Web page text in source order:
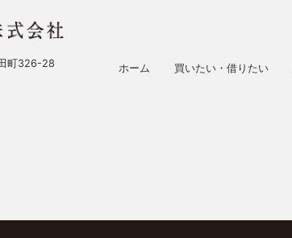
町326-28
ホーム 買いたい・借りたい